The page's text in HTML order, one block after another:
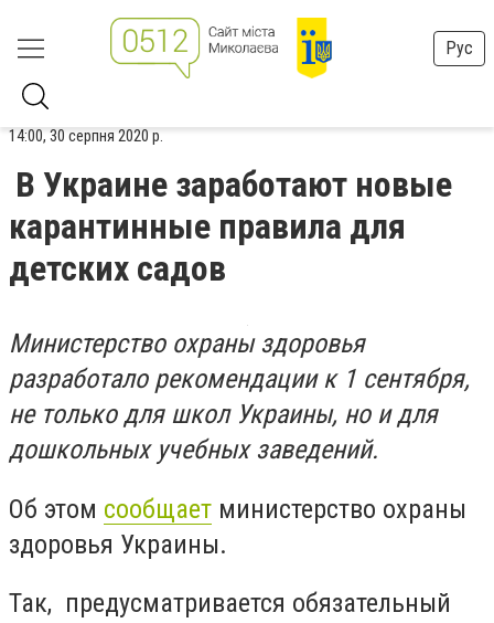
Рус
14:00, 30 серпня 2020 р.
В Украине заработают новые
карантинные правила для
детских садов
Министерство охраны здоровья
разработало рекомендации к 1 сентября,
не только для школ Украины, но и для
дошкольных учебных заведений.
Об этом сообщает министерство охраны
здоровья Украины.
Так, предусматривается обязательный